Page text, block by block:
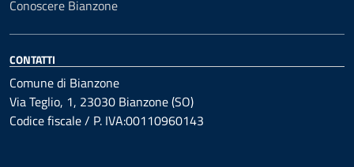
Conoscere Bianzone
CONTATTI
Comune di Bianzone
Via Teglio, 1, 23030 Bianzone (SO)
Codice fiscale / P. IVA:00110960143